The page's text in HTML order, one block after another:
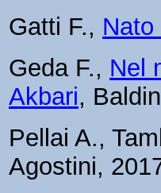
Gatti F.,
Geda F., Nel
Akbari,
Pellai A.,
Agostini,